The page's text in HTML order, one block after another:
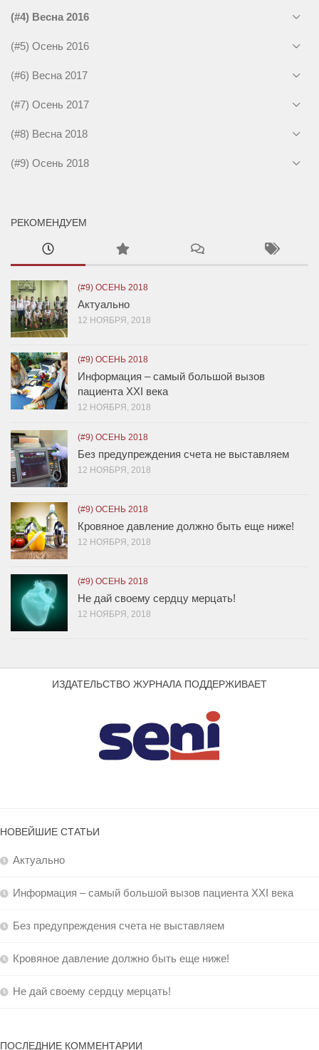
(#4) Весна 2016
(#5) Осень 2016
(#6) Весна 2017
(#7) Осень 2017
(#8) Весна 2018
(#9) Осень 2018
РЕКОМЕНДУЕМ
(#9) ОСЕНЬ 2018
Актуально
12 НОЯБРЯ, 2018
(#9) ОСЕНЬ 2018
Информация – самый большой вызов
пациента XXI века
12 НОЯБРЯ, 2018
(#9) ОСЕНЬ 2018
Без предупреждения счета не выставляем
12 НОЯБРЯ, 2018
(#9) ОСЕНЬ 2018
Кровяное давление должно быть еще ниже!
12 НОЯБРЯ, 2018
(#9) ОСЕНЬ 2018
Не дай своему сердцу мерцать!
12 НОЯБРЯ, 2018
ИЗДАТЕЛЬСТВО ЖУРНАЛА ПОДДЕРЖИВАЕТ
НОВЕЙШИЕ СТАТЬИ
Актуально
Информация – самый большой вызов пациента XXI века
Без предупреждения счета не выставляем
Кровяное давление должно быть еще ниже!
Не дай своему сердцу мерцать!
ПОСЛЕДНИЕ КОММЕНТАРИИ